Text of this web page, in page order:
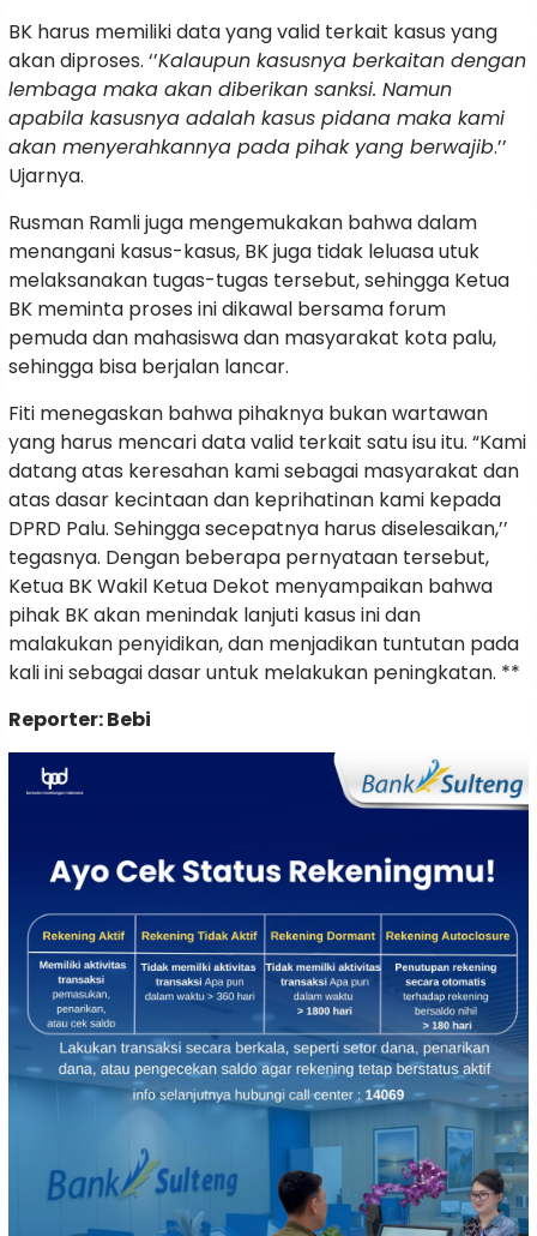
BK harus memiliki data yang valid terkait kasus yang
akan diproses. ‘’Kalaupun kasusnya berkaitan dengan
lembaga maka akan diberikan sanksi. Namun
apabila kasusnya adalah kasus pidana maka kami
akan menyerahkannya pada pihak yang berwajib.’’
Ujarnya.
Rusman Ramli juga mengemukakan bahwa dalam
menangani kasus-kasus, BK juga tidak leluasa utuk
melaksanakan tugas-tugas tersebut, sehingga Ketua
BK meminta proses ini dikawal bersama forum
pemuda dan mahasiswa dan masyarakat kota palu,
sehingga bisa berjalan lancar.
Fiti menegaskan bahwa pihaknya bukan wartawan
yang harus mencari data valid terkait satu isu itu. “Kami
datang atas keresahan kami sebagai masyarakat dan
atas dasar kecintaan dan keprihatinan kami kepada
DPRD Palu. Sehingga secepatnya harus diselesaikan,’’
tegasnya. Dengan beberapa pernyataan tersebut,
Ketua BK Wakil Ketua Dekot menyampaikan bahwa
pihak BK akan menindak lanjuti kasus ini dan
malakukan penyidikan, dan menjadikan tuntutan pada
kali ini sebagai dasar untuk melakukan peningkatan. **
Reporter: Bebi